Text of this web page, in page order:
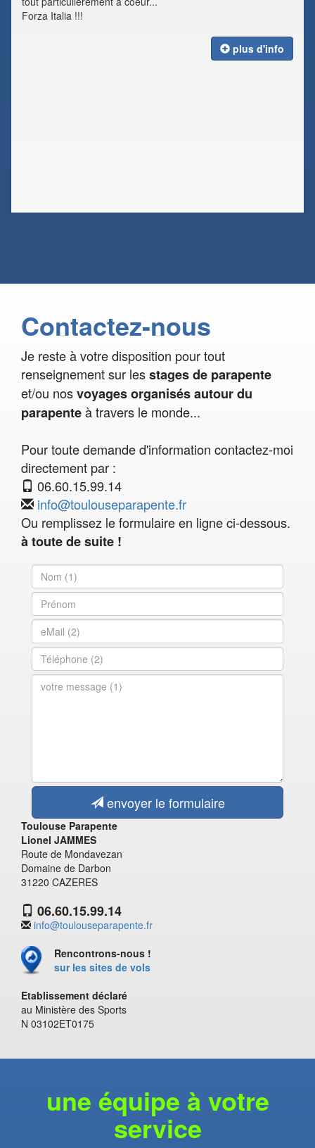
Forza Italia !!!
plus d'info
Contactez-nous
Je reste à votre disposition pour tout
renseignement sur lesstages de parapente
et/ou nosvoyages organisés autour du
parapenteà travers le monde...
Pour toute demande d'information contactez-moi
directement par :
06.60.15.99.14
info@toulouseparapente.fr
Ou remplissez le formulaire en ligne ci-dessous.
à toute de suite !
envoyer le formulaire
Toulouse Parapente
Lionel JAMMES
Route de Mondavezan
Domaine de Darbon
31220 CAZERES
06.60.15.99.14
info@toulouseparapente.fr
Rencontrons-nous !
sur les sites de vols
Etablissement déclaré
au Ministère des Sports
N 03102ET0175
une équipe à votre
service